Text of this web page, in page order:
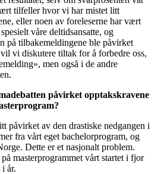
tilfeller hvor vi har mistet litt
eller noen av foreleserne har vært
våre deltidsansatte, og
på tilbakemeldingene ble påvirket
vi diskutere tiltak for å forbedre oss,
men også i de andre
påvirket opptakskravene
påvirket av den drastiske nedgangen i
fra vårt eget bachelorprogram, og
Dette er et nasjonalt problem.
masterprogrammet vårt startet i fjor
år.